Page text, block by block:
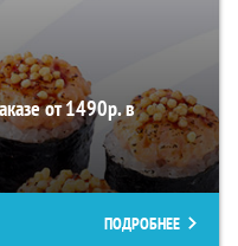
от 1490р. в
ПОДРОБНЕЕ